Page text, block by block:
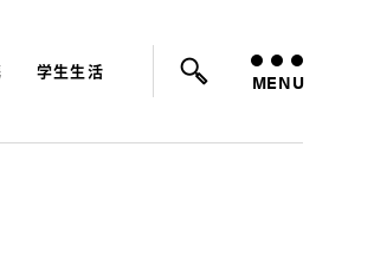
学生生活
オープンキャンパス MENU